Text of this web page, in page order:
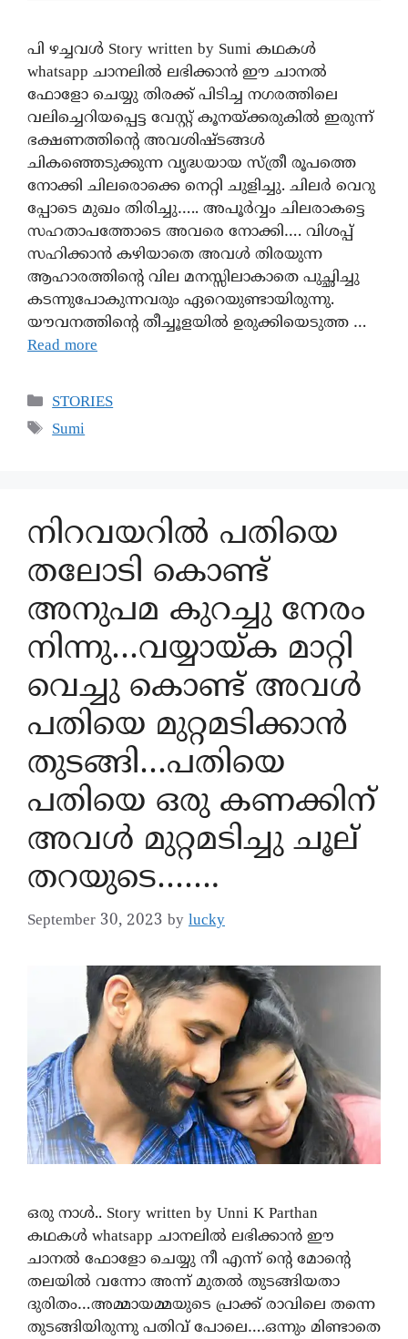
പി ഴച്ചവൾ Story written by Sumi കഥകൾ
whatsapp ചാനലിൽ ലഭിക്കാൻ ഈ ചാനൽ
ഫോളോ ചെയ്യു തിരക്ക് പിടിച്ച നഗരത്തിലെ
വലിച്ചെറിയപ്പെട്ട വേസ്റ്റ് കൂനയ്ക്കരുകിൽ ഇരുന്ന്
ഭക്ഷണത്തിന്റെ അവശിഷ്ടങ്ങൾ
ചികഞ്ഞെടുക്കുന്ന വൃദ്ധയായ സ്ത്രീ രൂപത്തെ
നോക്കി ചിലരൊക്കെ നെറ്റി ചുളിച്ചു. ചിലർ വെറു
പ്പോടെ മുഖം തിരിച്ചു….. അപൂർവ്വം ചിലരാകട്ടെ
സഹതാപത്തോടെ അവരെ നോക്കി…. വിശപ്പ്
സഹിക്കാൻ കഴിയാതെ അവൾ തിരയുന്ന
ആഹാരത്തിന്റെ വില മനസ്സിലാകാതെ പുച്ഛിച്ചു
കടന്നുപോകുന്നവരും ഏറെയുണ്ടായിരുന്നു.
യൗവനത്തിന്റെ തീച്ചൂളയിൽ ഉരുക്കിയെടുത്ത …
Read more
STORIES
Sumi
നിറവയറിൽ പതിയെ
തലോടി കൊണ്ട്
അനുപമ കുറച്ചു നേരം
നിന്നു…വയ്യായ്ക മാറ്റി
വെച്ചു കൊണ്ട് അവൾ
പതിയെ മുറ്റമടിക്കാൻ
തുടങ്ങി…പതിയെ
പതിയെ ഒരു കണക്കിന്
അവൾ മുറ്റമടിച്ചു ചൂല്
തറയുടെ…….
September 30, 2023 by lucky
ഒരു നാൾ.. Story written by Unni K Parthan
കഥകൾ whatsapp ചാനലിൽ ലഭിക്കാൻ ഈ
ചാനൽ ഫോളോ ചെയ്യു നീ എന്ന് ന്റെ മോന്റെ
തലയിൽ വന്നോ അന്ന് മുതൽ തുടങ്ങിയതാ
ദുരിതം…അമ്മായമ്മയുടെ പ്രാക്ക് രാവിലെ തന്നെ
തുടങ്ങിയിരുന്നു പതിവ് പോലെ….ഒന്നും മിണ്ടാതെ